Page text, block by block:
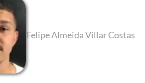
Felipe Almeida Villar Costas